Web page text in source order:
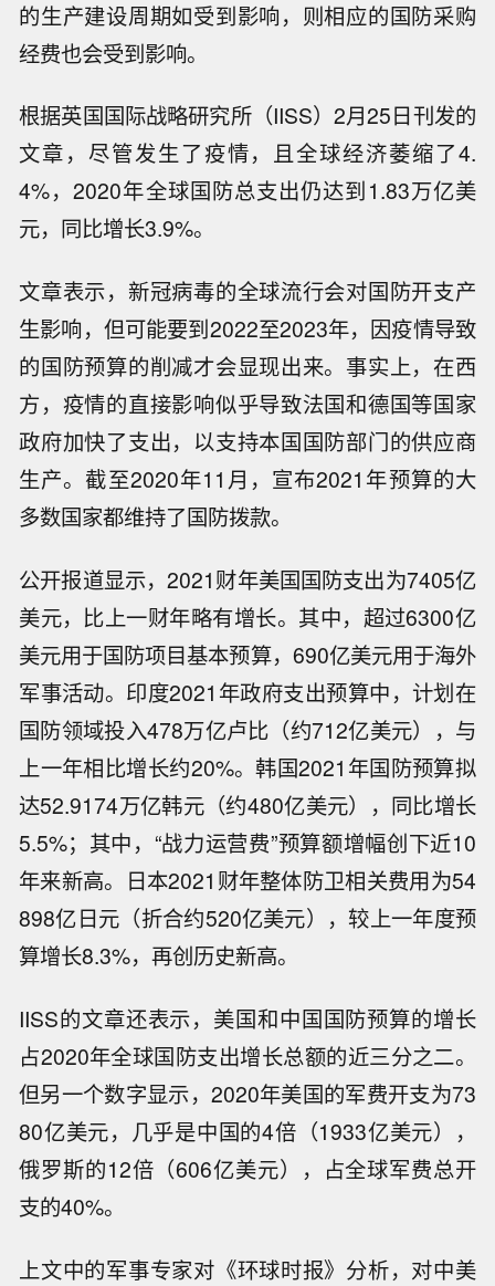
的生产建设周期如受到影响，则相应的国防采购
经费也会受到影响。
根据英国国际战略研究所（IISS）2月25日刊发的
文章，尽管发生了疫情，且全球经济萎缩了4.
4%，2020年全球国防总支出仍达到1.83万亿美
元，同比增长3.9%。
文章表示，新冠病毒的全球流行会对国防开支产
生影响，但可能要到2022至2023年，因疫情导致
的国防预算的削减才会显现出来。事实上，在西
方，疫情的直接影响似乎导致法国和德国等国家
政府加快了支出，以支持本国国防部门的供应商
生产。截至2020年11月，宣布2021年预算的大
多数国家都维持了国防拨款。
公开报道显示，2021财年美国国防支出为7405亿
美元，比上一财年略有增长。其中，超过6300亿
美元用于国防项目基本预算，690亿美元用于海外
军事活动。印度2021年政府支出预算中，计划在
国防领域投入478万亿卢比（约712亿美元），与
上一年相比增长约20%。韩国2021年国防预算拟
达52.9174万亿韩元（约480亿美元），同比增长
5.5%；其中，“战力运营费”预算额增幅创下近10
年来新高。日本2021财年整体防卫相关费用为54
898亿日元（折合约520亿美元），较上一年度预
算增长8.3%，再创历史新高。
IISS的文章还表示，美国和中国国防预算的增长
占2020年全球国防支出增长总额的近三分之二。
但另一个数字显示，2020年美国的军费开支为73
80亿美元，几乎是中国的4倍（1933亿美元），
俄罗斯的12倍（606亿美元），占全球军费总开
支的40%。
上文中的军事专家对《环球时报》分析，对中美